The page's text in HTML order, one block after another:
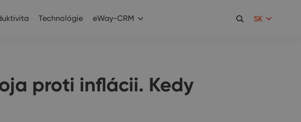
Technológie eWay-CRM SK
proti inflácii. Kedy